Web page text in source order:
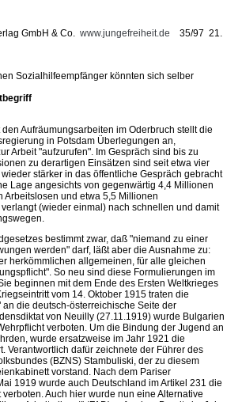
GmbH & Co. www.jungefreiheit.de 35/97 21.
Sozialhilfeempfänger könnten sich selber
den Aufräumungsarbeiten im Oderbruch stellt die
in Potsdam Überlegungen an,
Arbeit "aufzurufen". Im Gespräch sind bis zu
zu derartigen Einsätzen sind seit etwa vier
stärker in das öffentliche Gespräch gebracht
Lage angesichts von gegenwärtig 4,4 Millionen
Arbeitslosen und etwa 5,5 Millionen
(wieder einmal) nach schnellen und damit
bestimmt zwar, daß "niemand zu einer
werden" darf, läßt aber die Ausnahme zu:
herkömmlichen allgemeinen, für alle gleichen
So neu sind diese Formulierungen im
beginnen mit dem Ende des Ersten Weltkrieges
vom 14. Oktober 1915 traten die
die deutsch-österreichische Seite der
von Neuilly (27.11.1919) wurde Bulgarien
verboten. Um die Bindung der Jugend an
wurde ersatzweise im Jahr 1921 die
Verantwortlich dafür zeichnete der Führer des
(BZNS) Stambuliski, der zu diesem
vorstand. Nach dem Pariser
1919 wurde auch Deutschland im Artikel 231 die
Auch hier wurde nun eine Alternative